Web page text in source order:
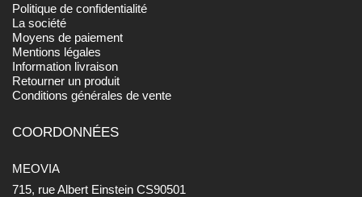
Politique de confidentialité
La société
Moyens de paiement
Mentions légales
Information livraison
Retourner un produit
Conditions générales de vente
COORDONNÉES
MEOVIA
715, rue Albert Einstein CS90501